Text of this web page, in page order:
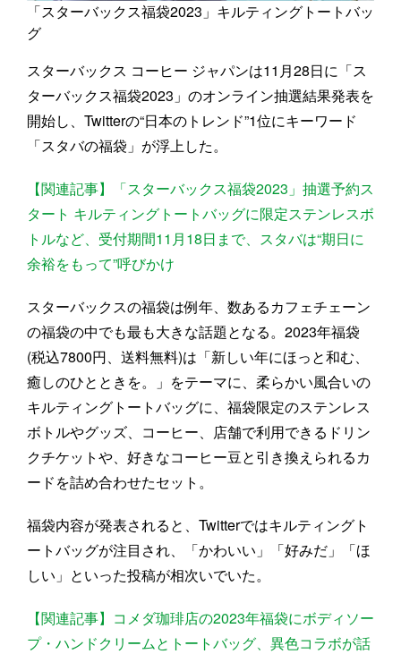
「スターバックス福袋2023」キルティングトートバッ
グ
スターバックス コーヒー ジャパンは11月28日に「ス
ターバックス福袋2023」のオンライン抽選結果発表を
開始し、Twitterの“日本のトレンド”1位にキーワード
「スタバの福袋」が浮上した。
【関連記事】「スターバックス福袋2023」抽選予約ス
タート キルティングトートバッグに限定ステンレスボ
トルなど、受付期間11月18日まで、スタバは“期日に
余裕をもって”呼びかけ
スターバックスの福袋は例年、数あるカフェチェーン
の福袋の中でも最も大きな話題となる。2023年福袋
(税込7800円、送料無料)は「新しい年にほっと和む、
癒しのひとときを。」をテーマに、柔らかい風合いの
キルティングトートバッグに、福袋限定のステンレス
ボトルやグッズ、コーヒー、店舗で利用できるドリン
クチケットや、好きなコーヒー豆と引き換えられるカ
ードを詰め合わせたセット。
福袋内容が発表されると、Twitterではキルティングト
ートバッグが注目され、「かわいい」「好みだ」「ほ
しい」といった投稿が相次いでいた。
【関連記事】コメダ珈琲店の2023年福袋にボディソー
プ・ハンドクリームとトートバッグ、異色コラボが話